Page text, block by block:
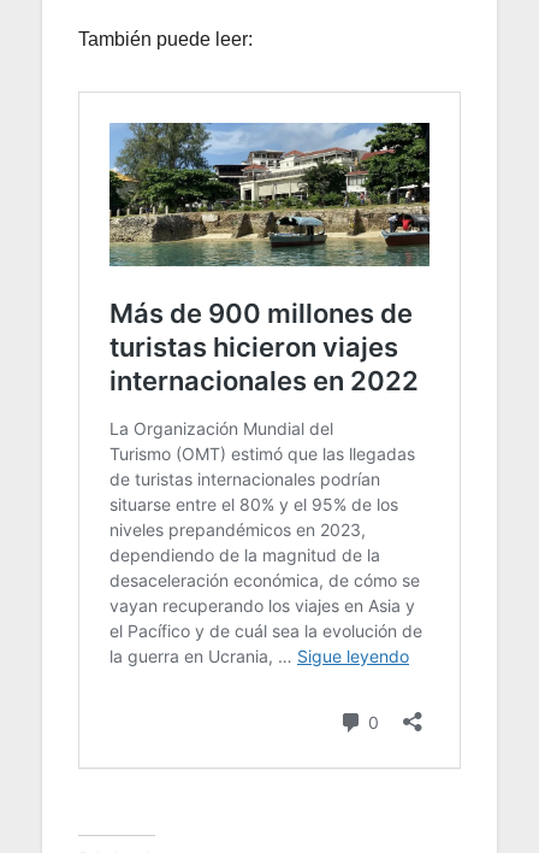
También puede leer: